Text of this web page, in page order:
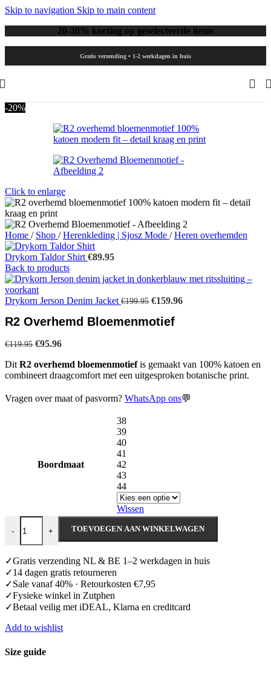
Skip to navigation Skip to main content
20-30% korting op geselecteerde items
Gratis verzending • 1-2 werkdagen in huis
-20%
Click to enlarge
Home / Shop / Herenkleding | Sjosz Mode / Heren overhemden
Drykorn Taldor Shirt €89.95
Back to products
Drykorn Jerson Denim Jacket €199.95 Oorspronkelijke
was:
€159.96Huidige
R2 Overhemd Bloemenmotief
€119.95 Oorspronkelijke
was:
€119.95.
€95.96Huidige
is:
€95.96.
Dit R2 overhemd bloemenmotiefis gemaakt van 100% katoen en
combineert draagcomfort met een uitgesproken botanische print.
Vragen over maat of pasvorm? WhatsApp ons💬
Boordmaat
38
39
40
41
42
43
44
Wissen
-
R2 Overhemd Bloemenmotief aantal
+ TOEVOEGEN AAN WINKELWAGEN
✓Gratis verzending NL & BE 1–2 werkdagen in huis
✓14 dagen gratis retourneren
✓Sale vanaf 40% · Retourkosten €7,95
✓Fysieke winkel in Zutphen
✓Betaal veilig met iDEAL, Klarna en creditcard
Add to wishlist
Size guide